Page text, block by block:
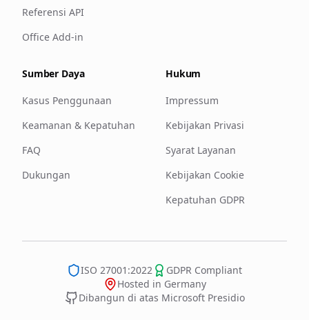
Referensi API
Office Add-in
Sumber Daya
Kasus Penggunaan
Keamanan & Kepatuhan
FAQ
Dukungan
Hukum
Impressum
Kebijakan Privasi
Syarat Layanan
Kebijakan Cookie
Kepatuhan GDPR
ISO 27001:2022
GDPR Compliant
Hosted in Germany
Dibangun di atas Microsoft Presidio